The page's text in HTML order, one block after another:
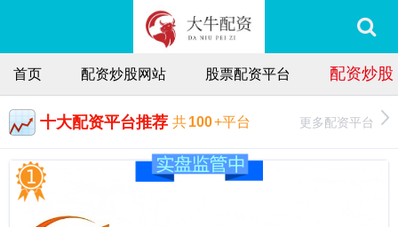
首页 配资炒股网站 股票配资平台 配资炒股
十大配资平台推荐 共100+平台 更多配资平台